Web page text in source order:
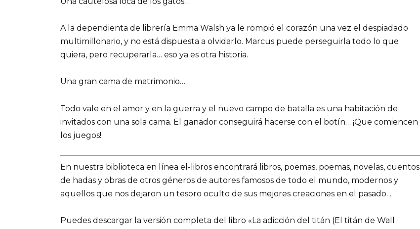
A la dependienta de librería Emma Walsh ya le rompió el corazón una vez el despiadado
multimillonario, y no está dispuesta a olvidarlo. Marcus puede perseguirla todo lo que
quiera, pero recuperarla… eso ya es otra historia.
Una gran cama de matrimonio…
Todo vale en el amor y en la guerra y el nuevo campo de batalla es una habitación de
invitados con una sola cama. El ganador conseguirá hacerse con el botín… ¡Que comiencen
los juegos!
En nuestra biblioteca en línea el-libros encontrará libros, poemas, poemas, novelas, cuentos
de hadas y obras de otros géneros de autores famosos de todo el mundo, modernos y
aquellos que nos dejaron un tesoro oculto de sus mejores creaciones en el pasado. .
Puedes descargar la versión completa del libro «La adicción del titán (El titán de Wall